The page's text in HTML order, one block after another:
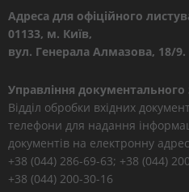
Адреса для офіційного
01133, м. Київ,
вул. Генерала Алмазова, 18/9.
Управління
Відділ обробки вхідних
телефони для надання
документів на електронну
+38 (044) 286-69-63; +38 (044)
+38 (044) 200-30-16